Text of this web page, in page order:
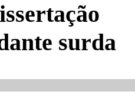
surda
Brasileira de Sinais (Libras) quanto o